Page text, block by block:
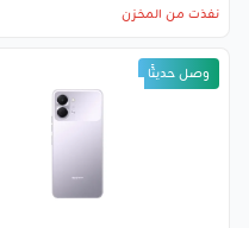
نفذت من المخزن
وصل حديثًا